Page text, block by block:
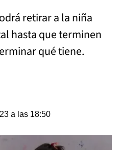
retirar a la niña
hasta que terminen
qué tiene.
a las 18:50